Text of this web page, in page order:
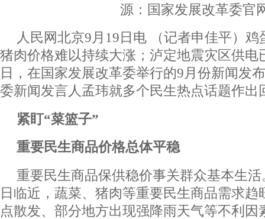
源：国家发展改革委官
人民网北京9月19日电 （记者申佳平）
猪肉价格难以持续大涨；泸定地震灾区供
日，在国家发展改革委举行的9月份新闻发
委新闻发言人孟玮就多个民生热点话题作出
紧盯“菜篮子”
重要民生商品价格总体平稳
重要民生商品保供稳价事关群众基本生
日临近，蔬菜、猪肉等重要民生商品需求趋
点散发、部分地方出现强降雨天气等不利因